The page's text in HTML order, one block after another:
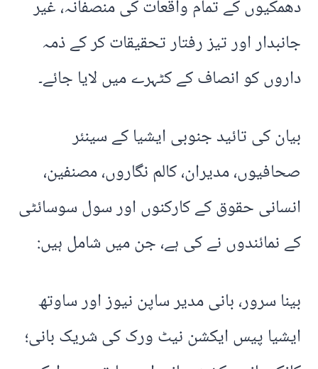
دھمکیوں کے تمام واقعات کی منصفانہ، غیر
جانبدار اور تیز رفتار تحقیقات کر کے ذمہ
داروں کو انصاف کے کٹہرے میں لایا جائے۔
بیان کی تائید جنوبی ایشیا کے سینئر
صحافیوں، مدیران، کالم نگاروں، مصنفین،
انسانی حقوق کے کارکنوں اور سول سوسائٹی
کے نمائندوں نے کی ہے، جن میں شامل ہیں:
بینا سرور، بانی مدیر ساپن نیوز اور ساوتھ
ایشیا پیس ایکشن نیٹ ورک کی شریک بانی؛